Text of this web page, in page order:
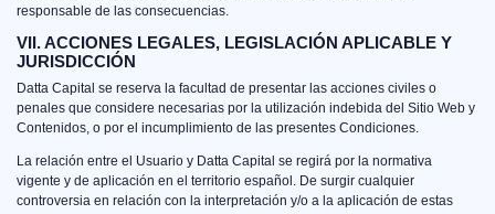
responsable de las consecuencias.
VII. ACCIONES LEGALES, LEGISLACIÓN APLICABLE Y
JURISDICCIÓN
Datta Capital se reserva la facultad de presentar las acciones civiles o
penales que considere necesarias por la utilización indebida del Sitio Web y
Contenidos, o por el incumplimiento de las presentes Condiciones.
La relación entre el Usuario y Datta Capital se regirá por la normativa
vigente y de aplicación en el territorio español. De surgir cualquier
controversia en relación con la interpretación y/o a la aplicación de estas